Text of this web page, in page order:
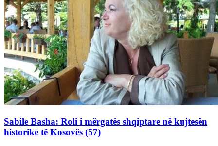
Sabile Basha: Roli i mërgatës shqiptare në kujtesën
historike të Kosovës (57)